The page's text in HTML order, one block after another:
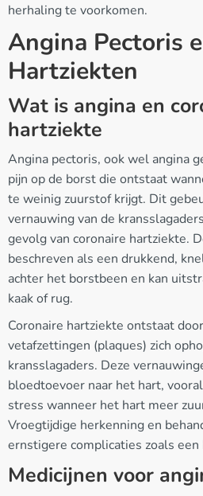
herhaling te voorkomen.
Angina Pectoris
Hartziekten
Wat is angina en
hartziekte
Angina pectoris, ook wel angina
pijn op de borst die ontstaat
te weinig zuurstof krijgt. Dit
vernauwing van de
gevolg van coronaire hartziekte.
beschreven als een drukkend,
achter het borstbeen en kan
kaak of rug.
Coronaire hartziekte ontstaat
vetafzettingen (plaques) zich
kransslagaders. Deze
bloedtoevoer naar het hart,
stress wanneer het hart meer
Vroegtijdige herkenning en
ernstigere complicaties zoals
Medicijnen voor